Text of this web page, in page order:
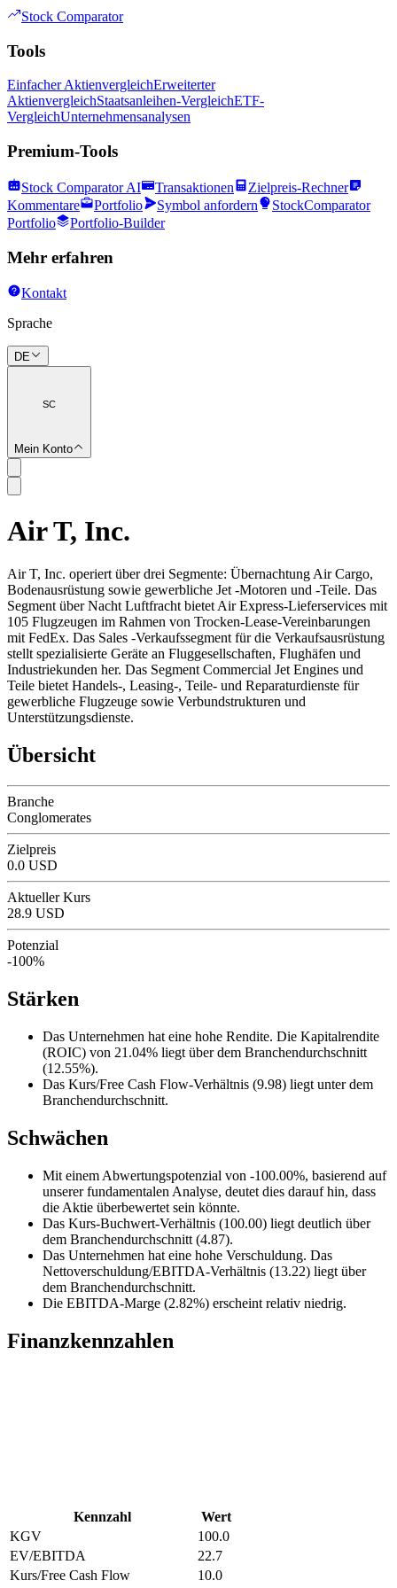
Stock Comparator
Tools
Einfacher AktienvergleichErweiterter
AktienvergleichStaatsanleihen-VergleichETF-
VergleichUnternehmensanalysen
Premium-Tools
Stock Comparator AI Transaktionen
Zielpreis-Rechner
Kommentare
Portfolio Symbol anfordern
StockComparator
Portfolio
Portfolio-Builder
Mehr erfahren
Kontakt
Sprache
DE
SC
Mein Konto
Air T, Inc.
Air T, Inc. operiert über drei Segmente: Übernachtung Air Cargo,
Bodenausrüstung sowie gewerbliche Jet -Motoren und -Teile. Das
Segment über Nacht Luftfracht bietet Air Express-Lieferservices mit
105 Flugzeugen im Rahmen von Trocken-Lease-Vereinbarungen
mit FedEx. Das Sales -Verkaufssegment für die Verkaufsausrüstung
stellt spezialisierte Geräte an Fluggesellschaften, Flughäfen und
Industriekunden her. Das Segment Commercial Jet Engines und
Teile bietet Handels-, Leasing-, Teile- und Reparaturdienste für
gewerbliche Flugzeuge sowie Verbundstrukturen und
Unterstützungsdienste.
Übersicht
Branche
Conglomerates
Zielpreis
0.0 USD
Aktueller Kurs
28.9 USD
Potenzial
-100%
Stärken
Das Unternehmen hat eine hohe Rendite. Die Kapitalrendite
(ROIC) von 21.04% liegt über dem Branchendurchschnitt
(12.55%).
Das Kurs/Free Cash Flow-Verhältnis (9.98) liegt unter dem
Branchendurchschnitt.
Schwächen
Mit einem Abwertungspotenzial von -100.00%, basierend auf
unserer fundamentalen Analyse, deutet dies darauf hin, dass
die Aktie überbewertet sein könnte.
Das Kurs-Buchwert-Verhältnis (100.00) liegt deutlich über
dem Branchendurchschnitt (4.87).
Das Unternehmen hat eine hohe Verschuldung. Das
Nettoverschuldung/EBITDA-Verhältnis (13.22) liegt über
dem Branchendurchschnitt.
Die EBITDA-Marge (2.82%) erscheint relativ niedrig.
Finanzkennzahlen
Kennzahl
Wert
KGV
100.0
EV/EBITDA
22.7
Kurs/Free Cash Flow
10.0